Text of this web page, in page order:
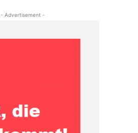
- Advertisement -